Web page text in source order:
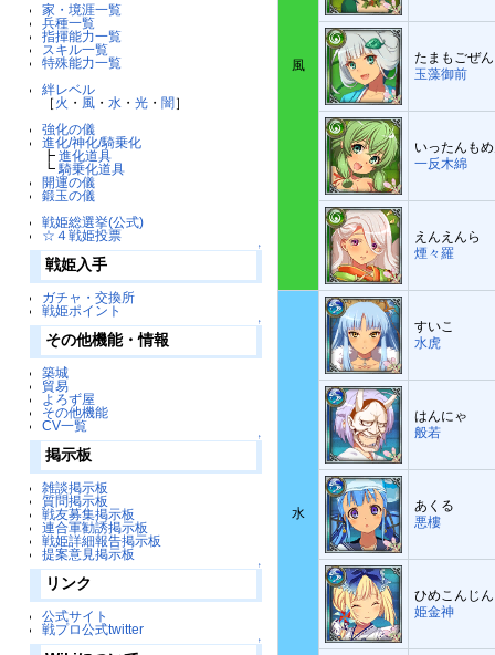
家・境涯一覧
兵種一覧
指揮能力一覧
スキル一覧
特殊能力一覧
絆レベル
［ 火 ・ 風 ・水 ・光 ・闇］
強化の儀
進化/神化/騎乗化
┣進化道具
┗騎乗化道具
開運の儀
鍛玉の儀
戦姫総選挙(公式)
☆４戦姫投票
↑
戦姫入手
ガチャ・交換所
戦姫ポイント
↑
その他機能・情報
築城
貿易
よろず屋
その他機能
CV一覧
↑
掲示板
雑談掲示板
質問掲示板
戦友募集掲示板
連合軍勧誘掲示板
戦姫詳細報告掲示板
提案意見掲示板
↑
リンク
公式サイト
戦プロ公式twitter
↑
風
たまもごぜん
玉藻御前
いったんも
一反木綿
えんえんら
煙々羅
水
すいこ
水虎
はんにゃ
般若
あくる
悪樓
ひめこんじん
姫金神